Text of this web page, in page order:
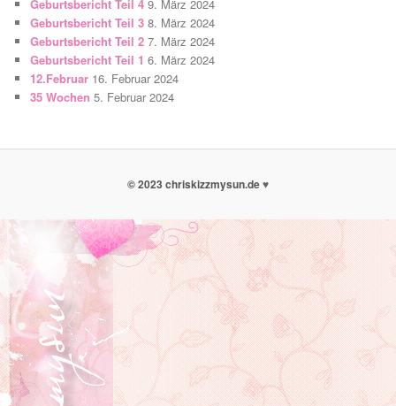
Geburtsbericht Teil 4 9. März 2024
Geburtsbericht Teil 3 8. März 2024
Geburtsbericht Teil 2 7. März 2024
Geburtsbericht Teil 1 6. März 2024
12.Februar 16. Februar 2024
35 Wochen 5. Februar 2024
© 2023 chriskizzmysun.de♥